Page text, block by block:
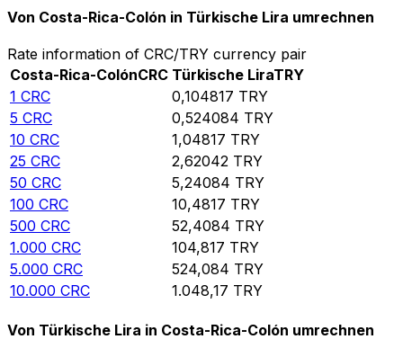
Von Costa-Rica-Colón in Türkische Lira umrechnen
Rate information of CRC/TRY currency pair
Costa-Rica-ColónCRC Türkische LiraTRY
1 CRC 0,104817 TRY
5 CRC 0,524084 TRY
10 CRC 1,04817 TRY
25 CRC 2,62042 TRY
50 CRC 5,24084 TRY
100 CRC 10,4817 TRY
500 CRC 52,4084 TRY
1.000 CRC 104,817 TRY
5.000 CRC 524,084 TRY
10.000 CRC 1.048,17 TRY
Von Türkische Lira in Costa-Rica-Colón umrechnen